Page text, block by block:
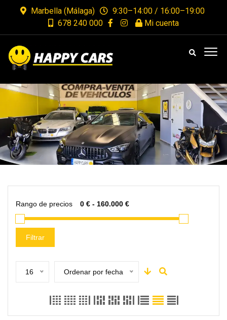
Marbella (Málaga)
9:30–14:00 / 16:00–19:00
678 240 000
Mi cuenta
Rango de precios
Filtrar
16 Ordenar por fecha